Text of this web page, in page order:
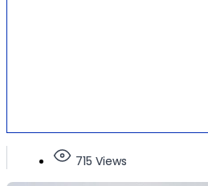
715 Views